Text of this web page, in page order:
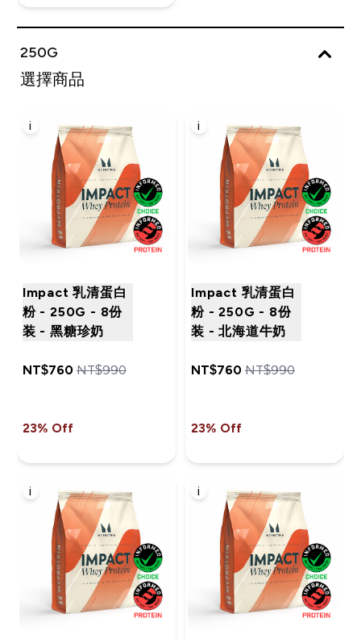
250G
選擇商品
i
Impact 乳清蛋白
粉 - 250G - 8份
装 - 黑糖珍奶
NT$760‎NT$990‎
23% Off
i
Impact 乳清蛋白
粉 - 250G - 8份
装 - 北海道牛奶
NT$760‎ NT$990‎
23% Off
i i